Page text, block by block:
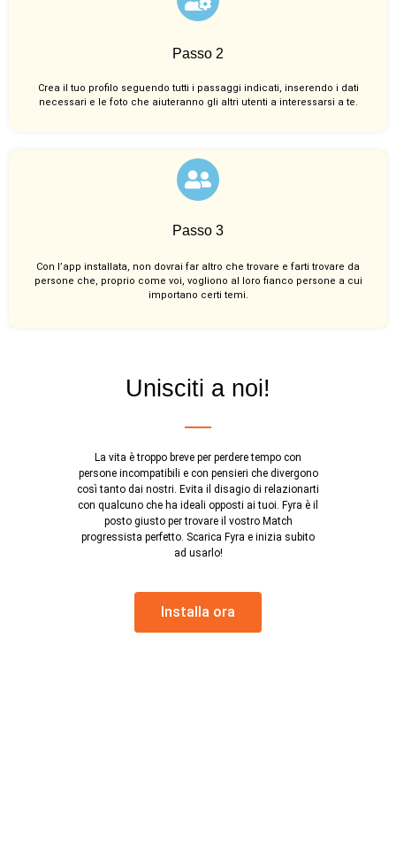
Passo 2
Crea il tuo profilo seguendo tutti i passaggi indicati, inserendo i dati
necessari e le foto che aiuteranno gli altri utenti a interessarsi a te.
Passo 3
Con l’app installata, non dovrai far altro che trovare e farti trovare da
persone che, proprio come voi, vogliono al loro fianco persone a cui
importano certi temi.
Unisciti a noi!
La vita è troppo breve per perdere tempo con
persone incompatibili e con pensieri che divergono
così tanto dai nostri. Evita il disagio di relazionarti
con qualcuno che ha ideali opposti ai tuoi. Fyra è il
posto giusto per trovare il vostro Match
progressista perfetto. Scarica Fyra e inizia subito
ad usarlo!
Installa ora